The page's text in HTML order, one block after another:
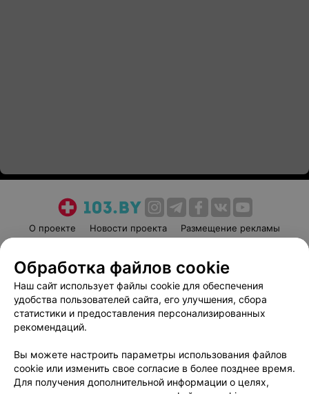
О проекте Новости проекта
Размещение рекламы
Пользовательское соглашение
Способы оплаты
Вакансии
Партнеры
Написать руководителю 103.by
Обработка персональных данных
Обработка файлов cookie
Наш сайт использует файлы cookie для обеспечения
удобства пользователей сайта, его улучшения, сбора
статистики и предоставления персонализированных
рекомендаций.
Вы можете настроить параметры использования файлов
cookie или изменить свое согласие в более позднее время.
Для получения дополнительной информации о целях,